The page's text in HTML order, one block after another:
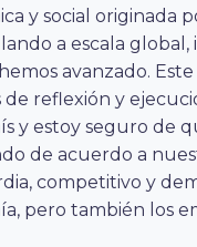
y social originada
a escala
avanzado.
de reflexión y
y estoy seguro de
de acuerdo a
competitivo y
pero también los